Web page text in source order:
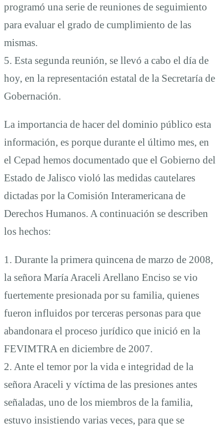
programó una serie de reuniones de seguimiento
para evaluar el grado de cumplimiento de las
mismas.
5. Esta segunda reunión, se llevó a cabo el día de
hoy, en la representación estatal de la Secretaría de
Gobernación.
La importancia de hacer del dominio público esta
información, es porque durante el último mes, en
el Cepad hemos documentado que el Gobierno del
Estado de Jalisco violó las medidas cautelares
dictadas por la Comisión Interamericana de
Derechos Humanos. A continuación se describen
los hechos:
1. Durante la primera quincena de marzo de 2008,
la señora María Araceli Arellano Enciso se vio
fuertemente presionada por su familia, quienes
fueron influidos por terceras personas para que
abandonara el proceso jurídico que inició en la
FEVIMTRA en diciembre de 2007.
2. Ante el temor por la vida e integridad de la
señora Araceli y víctima de las presiones antes
señaladas, uno de los miembros de la familia,
estuvo insistiendo varias veces, para que se